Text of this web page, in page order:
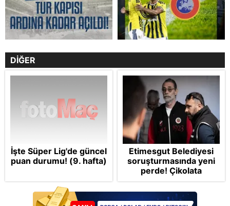
DİĞER
İşte Süper Lig'de güncel
puan durumu! (9. hafta)
Etimesgut Belediyesi
soruşturmasında yeni
perde! Çikolata
kutusunda rüşvet ve
gizli oda iddiaları
dosyada